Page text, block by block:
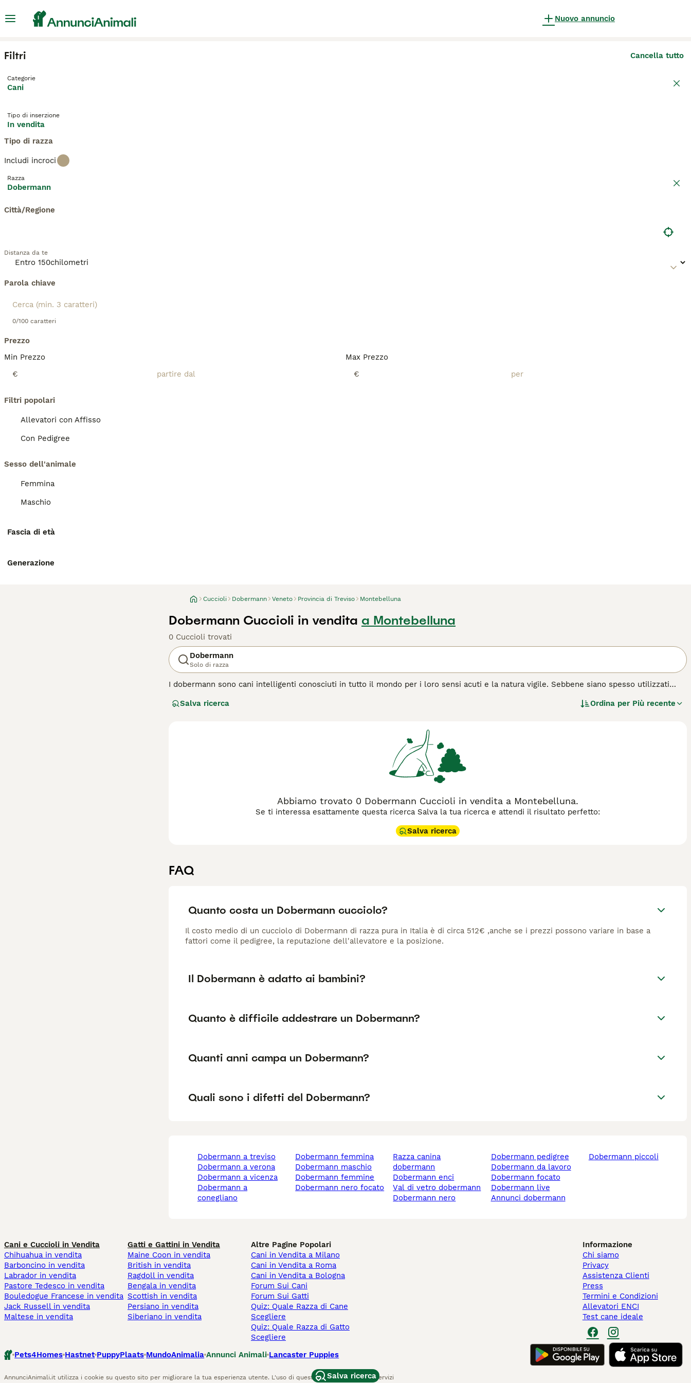
Nuovo annuncio
Filtri Cancella tutto
Categorie
Cani
Tipo di inserzione
In vendita
Tipo di razza
Includi incroci
Razza
Dobermann
Città/Regione
Distanza da te
Parola chiave
0/100 caratteri
Prezzo
Min Prezzo
€
Max Prezzo
€
Filtri popolari
Allevatori con Affisso
Con Pedigree
Sesso dell'animale
Femmina
Maschio
Fascia di età
Generazione
Cuccioli Dobermann Veneto Provincia di Treviso Montebelluna
Dobermann Cuccioli in vendita a Montebelluna
0 Cuccioli trovati
Dobermann
Solo di razza
I dobermann sono cani intelligenti conosciuti in tutto il mondo per i loro sensi acuti e la natura vigile. Sebbene siano spesso utilizzati
loro. I dobermann sono orgogliosi, calmi e, se allevati in modo responsabile e trattati correttamente, sanno diventare membri preziosi di
per informazioni su questa razza di cane.
Salva ricerca Ordina per Più recente
Abbiamo trovato 0 Dobermann Cuccioli in vendita a Montebelluna.
Se ti interessa esattamente questa ricerca Salva la tua ricerca e attendi il risultato perfetto:
Salva ricerca
FAQ
Quanto costa un Dobermann cucciolo?
Il costo medio di un cucciolo di Dobermann di razza pura in Italia è di circa 512€ ,anche se i prezzi possono variare in base a
fattori come il pedigree, la reputazione dell'allevatore e la posizione.
Il Dobermann è adatto ai bambini?
Quanto è difficile addestrare un Dobermann?
Quanti anni campa un Dobermann?
Quali sono i difetti del Dobermann?
dobermann a treviso
dobermann a verona
dobermann a vicenza
dobermann a
conegliano
dobermann femmina
dobermann maschio
dobermann femmine
dobermann nero focato
razza canina
dobermann
dobermann enci
val di vetro dobermann
dobermann nero
dobermann pedigree
dobermann da lavoro
dobermann focato
dobermann live
annunci dobermann
dobermann piccoli
Salva ricerca
Cani e Cuccioli in Vendita
Chihuahua in vendita
Barboncino in vendita
Labrador in vendita
Pastore Tedesco in vendita
Bouledogue Francese in vendita
Jack Russell in vendita
Maltese in vendita
Gatti e Gattini in Vendita
Maine Coon in vendita
British in vendita
Ragdoll in vendita
Bengala in vendita
Scottish in vendita
Persiano in vendita
Siberiano in vendita
Altre Pagine Popolari
Cani in Vendita a Milano
Cani in Vendita a Roma
Cani in Vendita a Bologna
Forum Sui Cani
Forum Sui Gatti
Quiz: Quale Razza di Cane
Scegliere
Quiz: Quale Razza di Gatto
Scegliere
Informazione
Chi siamo
Privacy
Assistenza Clienti
Press
Termini e Condizioni
Allevatori ENCI
Test cane ideale
Pets4Homes Hastnet PuppyPlaats MundoAnimalia Annunci Animali Lancaster Puppies
AnnunciAnimali.it utilizza i cookie su questo sito per migliorare la tua esperienza utente. L'uso di questo sito Web e di altri servizi